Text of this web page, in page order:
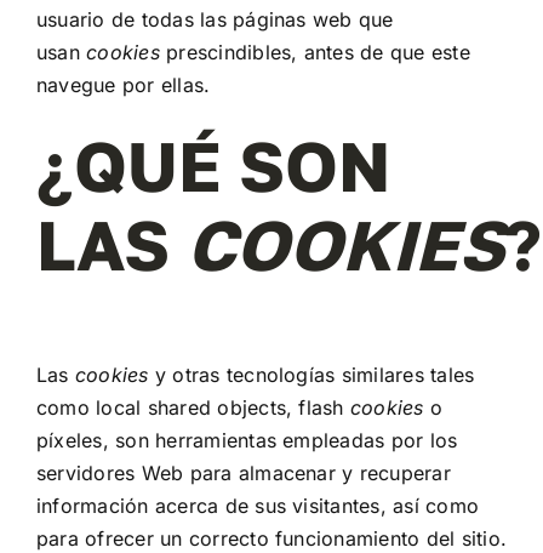
Mi cuenta
usuario de todas las páginas web que
usancookies prescindibles, antes de que este
navegue por ellas.
¿QUÉ SON
LAS COOKIES?
Las cookies y otras tecnologías similares tales
como local shared objects, flash cookies o
píxeles, son herramientas empleadas por los
servidores Web para almacenar y recuperar
información acerca de sus visitantes, así como
para ofrecer un correcto funcionamiento del sitio.